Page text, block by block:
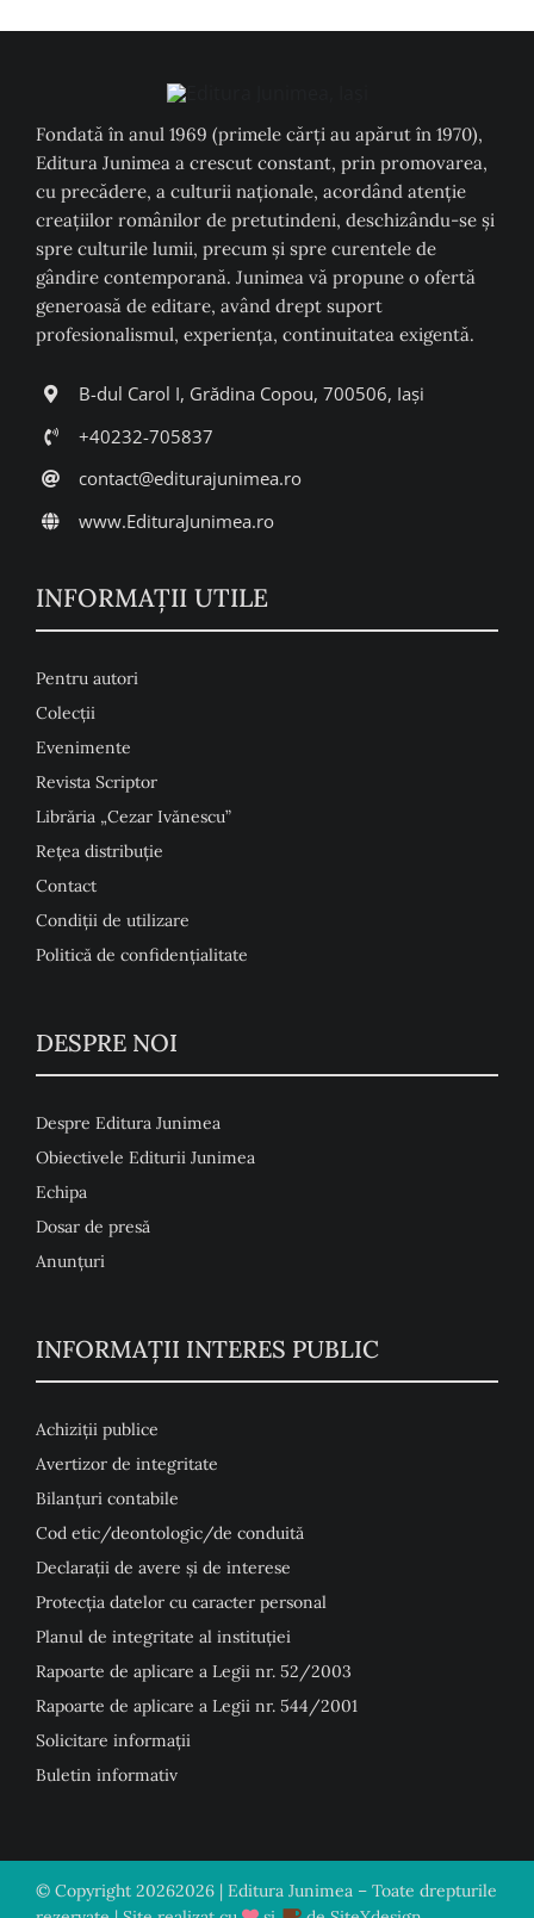
Fondată în anul 1969 (primele cărți au apărut în 1970),
Editura Junimea a crescut constant, prin promovarea,
cu precădere, a culturii naţionale, acordând atenţie
creaţiilor românilor de pretutindeni, deschizându-se şi
spre culturile lumii, precum şi spre curentele de
gândire contemporană. Junimea vă propune o ofertă
generoasă de editare, având drept suport
profesionalismul, experiența, continuitatea exigentă.
B-dul Carol I, Grădina Copou, 700506, Iași
+40232-705837
contact@editurajunimea.ro
www.EdituraJunimea.ro
INFORMAŢII UTILE
Pentru autori
Colecţii
Evenimente
Revista Scriptor
Librăria „Cezar Ivănescu”
Rețea distribuție
Contact
Condiţii de utilizare
Politică de confidențialitate
DESPRE NOI
Despre Editura Junimea
Obiectivele Editurii Junimea
Echipa
Dosar de presă
Anunţuri
INFORMAȚII INTERES PUBLIC
Achiziții publice
Avertizor de integritate
Bilanțuri contabile
Cod etic/deontologic/de conduită
Declarații de avere și de interese
Protecția datelor cu caracter personal
Planul de integritate al instituției
Rapoarte de aplicare a Legii nr. 52/2003
Rapoarte de aplicare a Legii nr. 544/2001
Solicitare informații
Buletin informativ
© Copyright 20262026 | Editura Junimea – Toate drepturile